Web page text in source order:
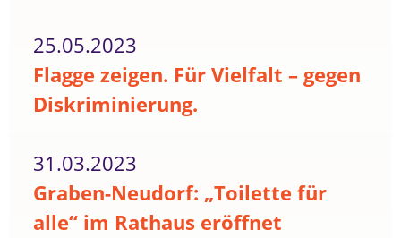
25.05.2023
Flagge zeigen. Für Vielfalt – gegen
Diskriminierung.
31.03.2023
Graben-Neudorf: „Toilette für
alle“ im Rathaus eröffnet